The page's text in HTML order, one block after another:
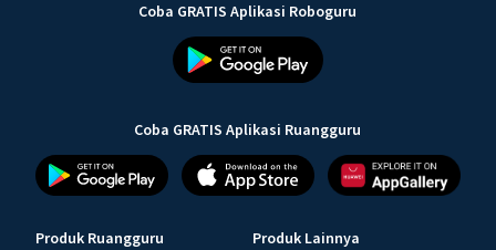
Coba GRATIS Aplikasi Roboguru
Coba GRATIS Aplikasi Ruangguru
Produk Ruangguru Produk Lainnya